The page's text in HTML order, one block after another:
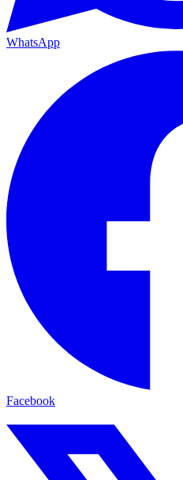
WhatsApp
Facebook